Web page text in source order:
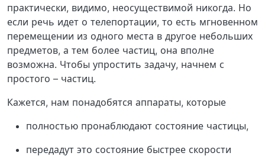
практически, видимо, неосуществимой никогда. Но
если речь идет о телепортации, то есть мгновенном
перемещении из одного места в другое небольших
предметов, а тем более частиц, она вполне
возможна. Чтобы упростить задачу, начнем с
простого – частиц.
Кажется, нам понадобятся аппараты, которые
полностью пронаблюдают состояние частицы,
передадут это состояние быстрее скорости